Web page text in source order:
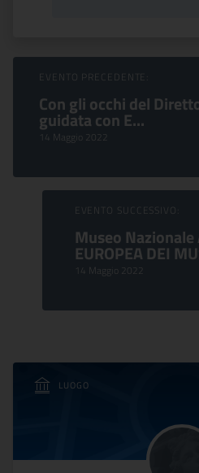
Sfoglia Eventi
EVENTO PRECEDENTE:
Con gli occhi del
guidata con E...
14 Maggio 2022
EVENTO SUCCESSIVO:
Museo
EUROPEA DEI
14 Maggio 2022
LUOGO